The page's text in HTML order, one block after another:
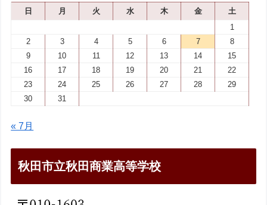
日 月 火 水 木 金
土
1
2
3 4 5 6 7
8
9
10 11 12 13 14
15
16
17 18 19 20 21
22
23
24 25 26 27 28
29
30
31
« 7月
秋田市立秋田商業高等学校